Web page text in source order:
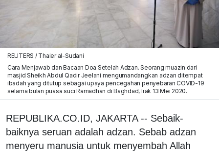
REUTERS / Thaier al-Sudani
Cara Menjawab dan Bacaan Doa Setelah Adzan. Seorang muazin dari
masjid Sheikh Abdul Qadir Jeelani mengumandangkan adzan ditempat
ibadah yang ditutup sebagai upaya pencegahan penyebaran COVID-19
selama bulan puasa suci Ramadhan di Baghdad, Irak 13 Mei 2020.
REPUBLIKA.CO.ID, JAKARTA -- Sebaik-
baiknya seruan adalah adzan. Sebab adzan
menyeru manusia untuk menyembah Allah